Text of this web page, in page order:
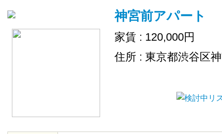
神宮前アパート
家賃 : 120,000円
住所 : 東京都渋谷区